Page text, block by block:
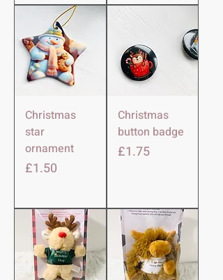
Christmas
star
ornament
価格
£1.50
Christmas
button badge
価格
£1.75